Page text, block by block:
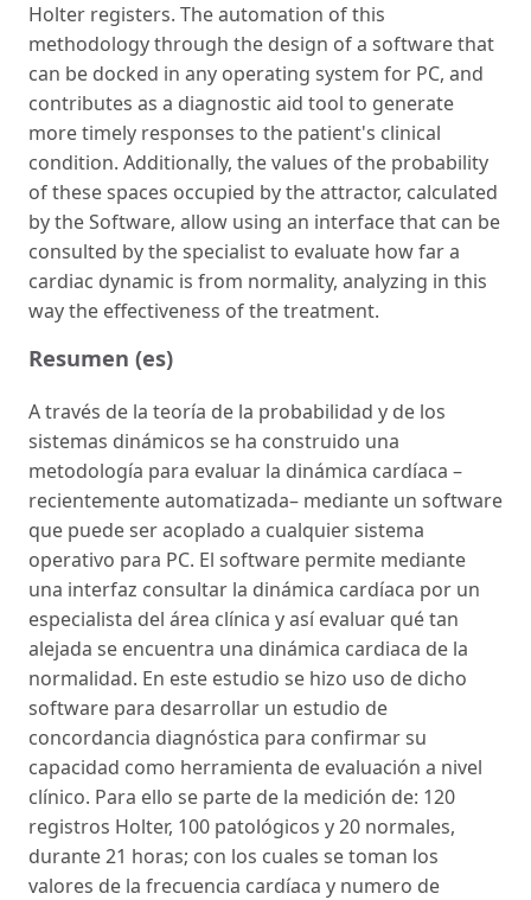
Holter registers. The automation of this
methodology through the design of a software that
can be docked in any operating system for PC, and
contributes as a diagnostic aid tool to generate
more timely responses to the patient's clinical
condition. Additionally, the values of the probability
of these spaces occupied by the attractor, calculated
by the Software, allow using an interface that can be
consulted by the specialist to evaluate how far a
cardiac dynamic is from normality, analyzing in this
way the effectiveness of the treatment.
Resumen (es)
A través de la teoría de la probabilidad y de los
sistemas dinámicos se ha construido una
metodología para evaluar la dinámica cardíaca –
recientemente automatizada– mediante un software
que puede ser acoplado a cualquier sistema
operativo para PC. El software permite mediante
una interfaz consultar la dinámica cardíaca por un
especialista del área clínica y así evaluar qué tan
alejada se encuentra una dinámica cardiaca de la
normalidad. En este estudio se hizo uso de dicho
software para desarrollar un estudio de
concordancia diagnóstica para confirmar su
capacidad como herramienta de evaluación a nivel
clínico. Para ello se parte de la medición de: 120
registros Holter, 100 patológicos y 20 normales,
durante 21 horas; con los cuales se toman los
valores de la frecuencia cardíaca y numero de